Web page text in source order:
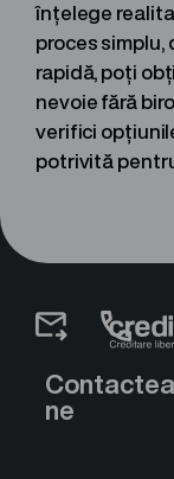
înțelege
proces simplu,
rapidă, poți
nevoie fără
verifici
potrivită
ne